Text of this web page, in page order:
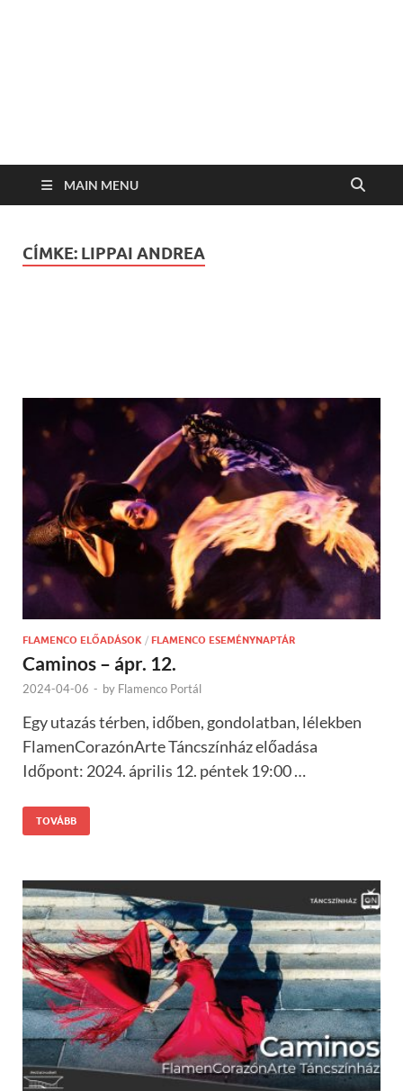
MAIN MENU
CÍMKE: LIPPAI ANDREA
FLAMENCO ELŐADÁSOK / FLAMENCO ESEMÉNYNAPTÁR
Caminos – ápr. 12.
2024-04-06 - by Flamenco Portál
Egy utazás térben, időben, gondolatban, lélekben
FlamenCorazónArte Táncszínház előadása
Időpont: 2024. április 12. péntek 19:00 …
TOVÁBB